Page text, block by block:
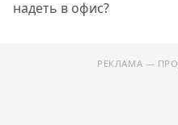
надеть в офис?
РЕКЛАМА —